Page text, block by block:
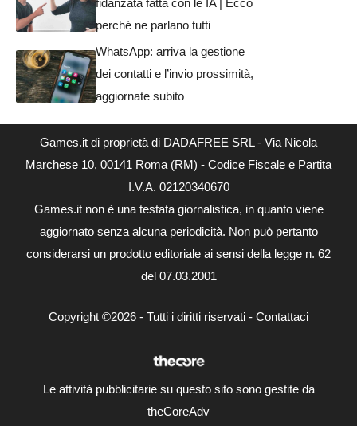
fidanzata fatta con le IA | Ecco
perché ne parlano tutti
WhatsApp: arriva la gestione
dei contatti e l’invio prossimità,
aggiornate subito
Games.it di proprietà di DADAFREE SRL - Via Nicola
Marchese 10, 00141 Roma (RM) - Codice Fiscale e Partita
I.V.A. 02120340670
Games.it non è una testata giornalistica, in quanto viene
aggiornato senza alcuna periodicità. Non può pertanto
considerarsi un prodotto editoriale ai sensi della legge n. 62
del 07.03.2001
Copyright ©2026 - Tutti i diritti riservati - Contattaci
Le attività pubblicitarie su questo sito sono gestite da
theCoreAdv